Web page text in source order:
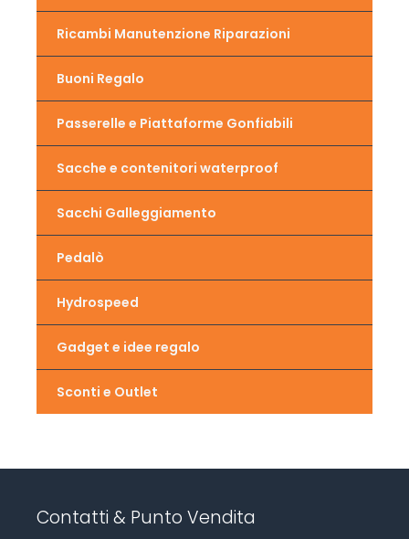
Ricambi Manutenzione Riparazioni
Buoni Regalo
Passerelle e Piattaforme Gonfiabili
Sacche e contenitori waterproof
Sacchi Galleggiamento
Pedalò
Hydrospeed
Gadget e idee regalo
Sconti e Outlet
Contatti & Punto Vendita